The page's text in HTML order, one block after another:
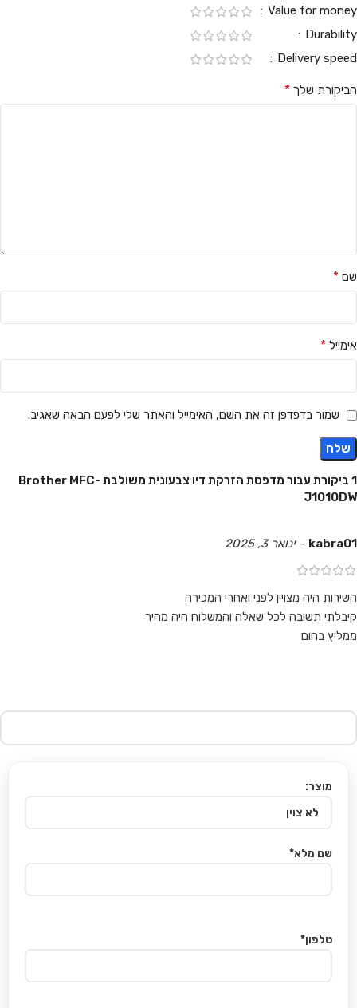
1 ביקורת עבור
מדפסת הזרקת דיו צבעונית משולבת Brother MFC-
J1010DW
kabra01
– ינואר 3, 2025
השירות היה מצויין לפני ואחרי המכירה
קיבלתי תשובה לכל שאלה והמשלוח היה מהיר
ממליץ בחום
Value for money
Durability
Delivery speed
הביקורת שלך *
שם *
אימייל *
שמור בדפדפן זה את השם, האימייל והאתר שלי לפעם הבאה שאגיב.
מוצר:
שם מלא*
טלפון*